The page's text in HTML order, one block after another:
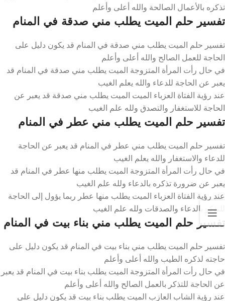
تذكره بالأعمال الصالحة والله أعلى وأعلم
تفسير حلم الميت يطلب مني صدقة في المنام
تفسير حلم الميت يطلب مني صدقة في المنام قد يكون دليل على
الحاجة للعمل الصالح والله أعلى وأعلم
في حال رأت المرأة المتزوجة الميت يطلب مني صدقة في المنام قد
يعبر عن الحاجة للدعاء والله يعلم الغيب
عند رؤية الفتاة العزباء الميت الميت يطلب مني صدقة قد يعبر عن
الحاجة للاستغفار والتصدق ولله علم الغيب
تفسير حلم الميت يطلب مني عطر في المنام
تفسير حلم الميت يطلب مني عطر في المنام قد يعبر عن الحاجة
للدعاء والاستغفار والله يعلم الغيب
في حال رأت المرأة المتزوجة الميت يطلب منها عطر في المنام قد
يعبر عن ضرورة تذكره بالدعاء ولله علم الغيب
عند رؤية الفتاة العزباء الميت يطلب منها عطر ربما يؤول إلى الحاجة
للتذكر بالدعاء والصدقات ولله علم الغيب
تفسير حلم الميت يطلب مني بناء بيت في المنام
تفسير حلم الميت يطلب مني بناء بيت في المنام قد يكون دليل على
حاجته لذكره الطيب والله أعلى وأعلم
في حال رأت المرأة المتزوجة الميت يطلب بناء بيت في المنام قد يعبر
عن الحاجة للتذكر بالعمل الصالح والله أعلى وأعلم
عند رؤية الشاب العازب الميت يطلب بناء بيت قد يكون دليل على